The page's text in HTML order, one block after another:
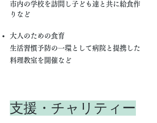
市内の学校を訪問 し子ども達と共に給食作
りなど
大人のための食育
生活習慣予防の一環として病院と提携した
料理教室を開催など
支援・チャリティー